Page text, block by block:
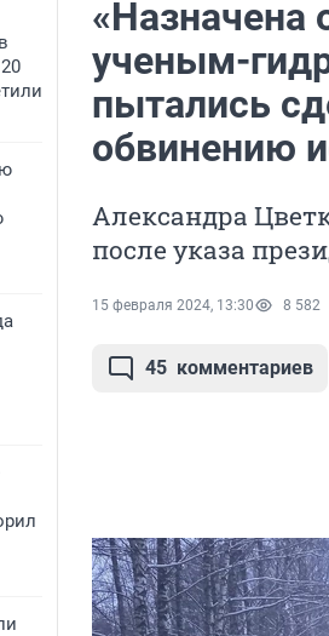
«Назначена
ученым-
пытались
обвинению
Александра
после указа
15 февраля 2024, 13:30 8 582
45 комментариев